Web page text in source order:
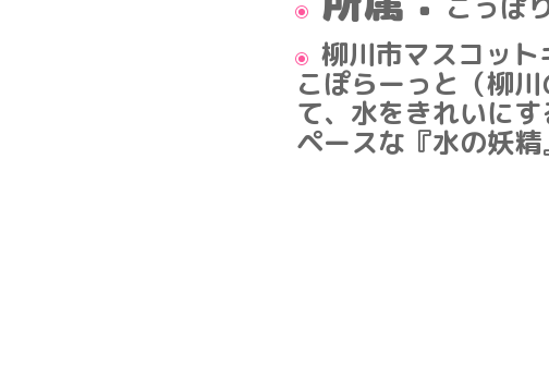
柳川市マスコット
こぽらーっと（柳
て、水をきれいに
ペースな『水の妖